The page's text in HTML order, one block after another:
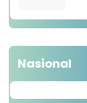
Nasional